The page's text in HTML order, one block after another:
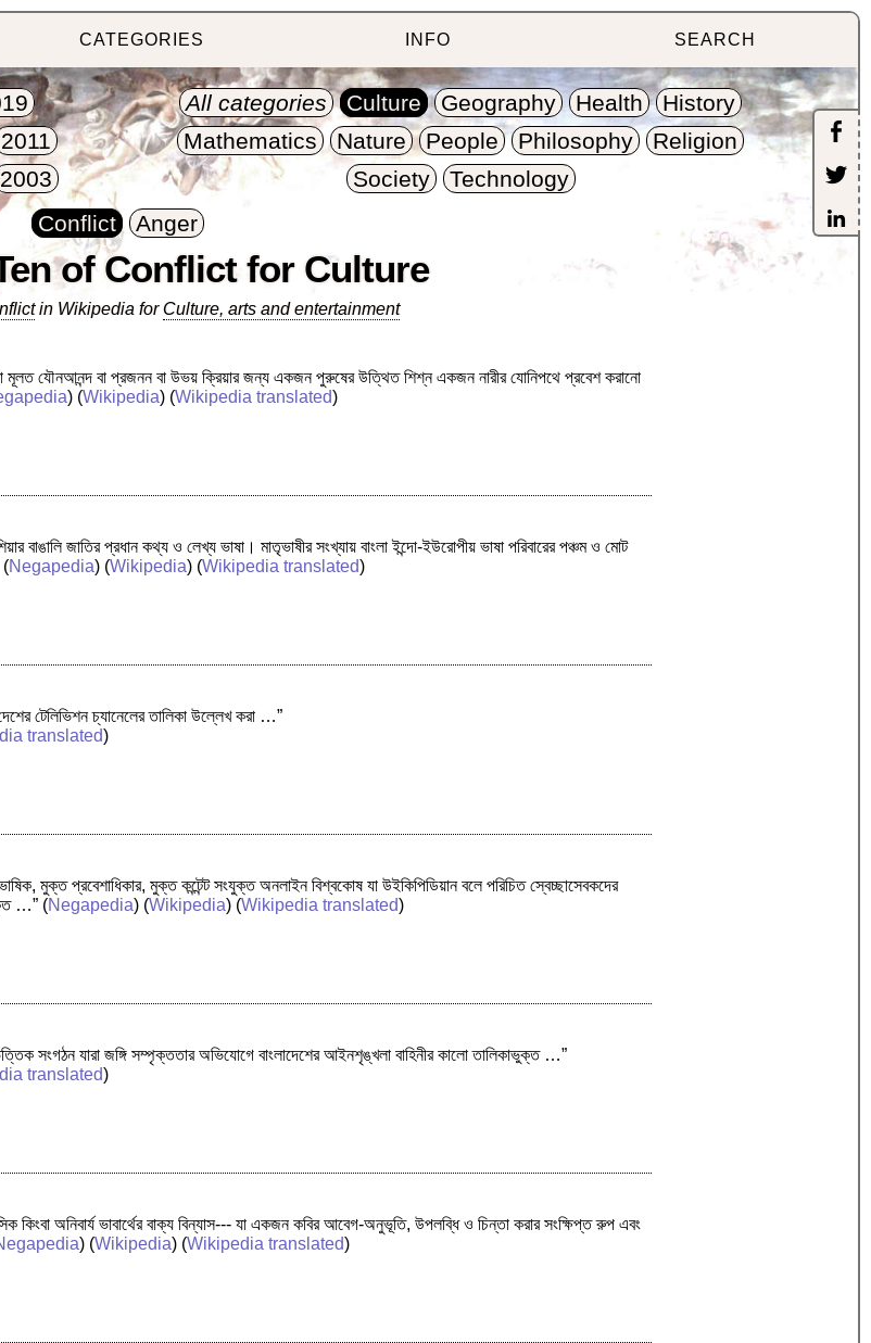
CATEGORIES INFO SEARCH
2011
2003
All categories Culture Geography Health
History
Mathematics
Nature People Philosophy
Religion
Society
Technology
Conflict
Anger
of Conflict for Culture
in Wikipedia forCulture, arts and entertainment
মূলত যৌনআনন্দ বা প্রজনন বা উভয় ক্রিয়ার জন্য একজন পুরুষের উত্থিত শিশ্ন একজন নারীর যোনিপথে প্রবেশ করানো
) (Wikipedia) (Wikipedia translated)
বাঙালি জাতির প্রধান কথ্য ও লেখ্য ভাষা। মাতৃভাষীর সংখ্যায় বাংলা ইন্দো-ইউরোপীয় ভাষা পরিবারের পঞ্চম ও মোট
(Negapedia) (Wikipedia) (Wikipedia translated)
টেলিভিশন চ্যানেলের তালিকা উল্লেখ করা …”
translated)
মুক্ত প্রবেশাধিকার, মুক্ত কন্টেন্ট সংযুক্ত অনলাইন বিশ্বকোষ যা উইকিপিডিয়ান বলে পরিচিত স্বেচ্ছাসেবকদের
…” (Negapedia) (Wikipedia) (Wikipedia translated)
সংগঠন যারা জঙ্গি সম্পৃক্ততার অভিযোগে বাংলাদেশের আইনশৃঙ্খলা বাহিনীর কালো তালিকাভুক্ত …”
translated)
কিংবা অনিবার্য ভাবার্থের বাক্য বিন্যাস--- যা একজন কবির আবেগ-অনুভূতি, উপলব্ধি ও চিন্তা করার সংক্ষিপ্ত রুপ এবং
) (Wikipedia) (Wikipedia translated)